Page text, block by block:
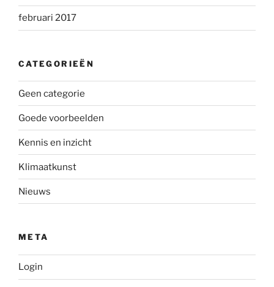
februari 2017
CATEGORIEËN
Geen categorie
Goede voorbeelden
Kennis en inzicht
Klimaatkunst
Nieuws
META
Login